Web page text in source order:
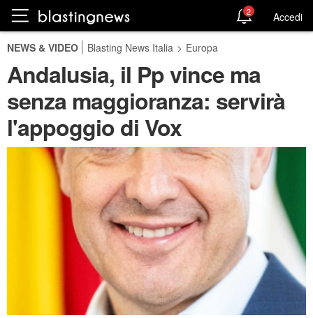
2 Accedi
NEWS & VIDEO Blasting News Italia > Europa
Andalusia, il Pp vince ma
senza maggioranza: servirà
l'appoggio di Vox